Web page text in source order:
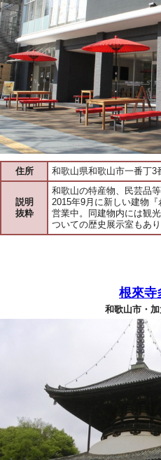
住所 和歌山県和歌山市一番丁3
説明
抜粋
和歌山の特産物、民芸品
2015年9月に新しい建物
営業中。同建物内には観
ついての歴史展示室もあり
根來寺
和歌山市・